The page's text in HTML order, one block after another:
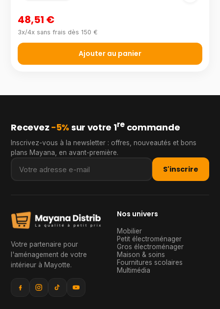
48,51 €
3x/4x sans frais dès 150 €
Ajouter au panier
Recevez −5% sur votre 1recommande
Inscrivez-vous à la newsletter : offres, nouveautés et bons
plans Mayana, en avant-première.
S'inscrire
Votre partenaire pour
l'aménagement de votre
intérieur à Mayotte.
Nos univers
Mobilier
Petit électroménager
Gros électroménager
Maison & soins
Fournitures scolaires
Multimédia